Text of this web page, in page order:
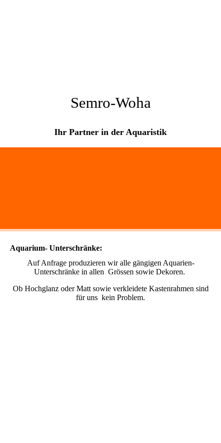
Semro-Woha
Ihr Partner in der Aquaristik
Aquarium- Unterschränke:
Auf Anfrage produzieren wir alle gängigen Aquarien-
Unterschränke in allen Grössen sowie Dekoren.
Ob Hochglanz oder Matt sowie verkleidete Kastenrahmen sind
für uns kein Problem.